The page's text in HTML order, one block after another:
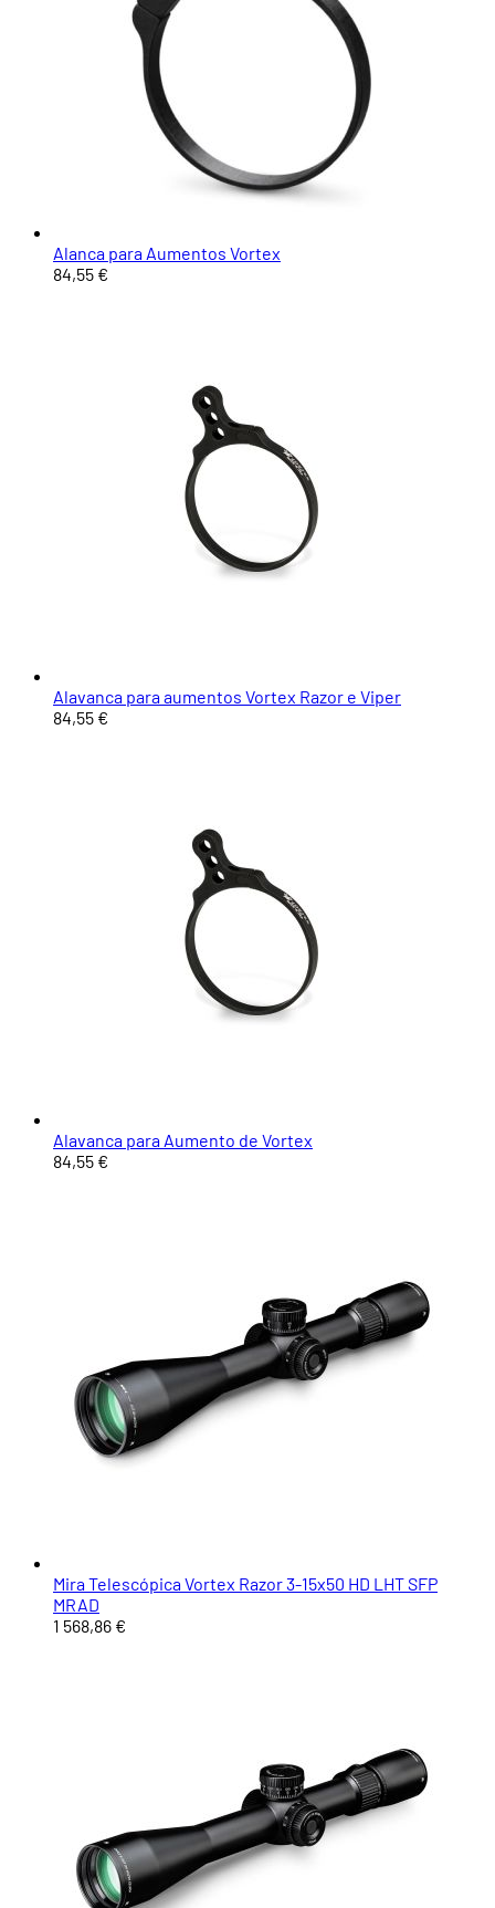
Alanca para Aumentos Vortex
84,55 €
Alavanca para aumentos Vortex Razor e Viper
84,55 €
Alavanca para Aumento de Vortex
84,55 €
Mira Telescópica Vortex Razor 3-15x50 HD LHT SFP
MRAD
1 568,86 €